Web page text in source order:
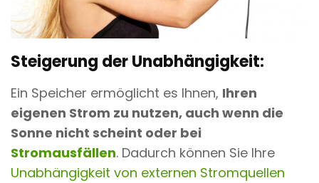
Steigerung der Unabhängigkeit:
Ein Speicher ermöglicht es Ihnen, Ihren
eigenen Strom zu nutzen, auch wenn die
Sonne nicht scheint oder bei
Stromausfällen. Dadurch können Sie Ihre
Unabhängigkeit von externen Stromquellen